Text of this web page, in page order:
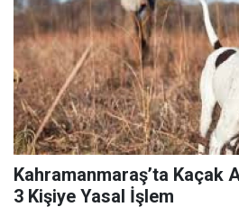
Kahramanmaraş’ta Kaçak
3 Kişiye Yasal İşlem